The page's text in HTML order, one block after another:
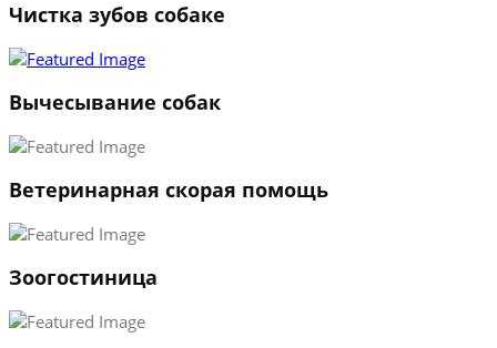
2
Чистка зубов собаке
Вычесывание собак
Ветеринарная скорая помощь
Зоогостиница